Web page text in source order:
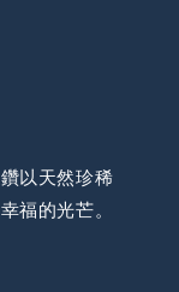
以天然珍稀
福的光芒。